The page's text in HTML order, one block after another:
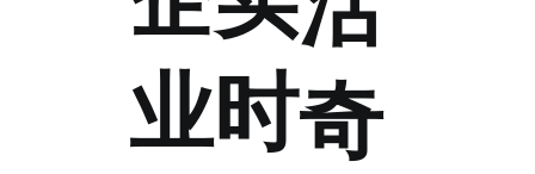
业时奇